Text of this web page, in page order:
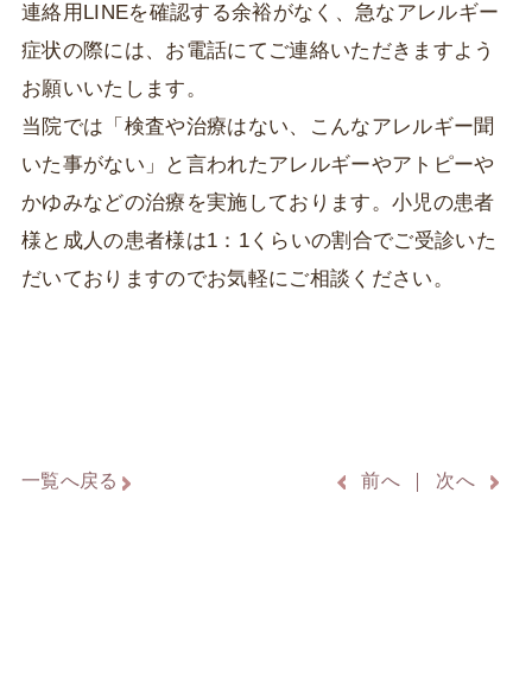
連絡用LINEを確認する余裕がなく、急なアレルギー
症状の際には、お電話にてご連絡いただきますよう
お願いいたします。
当院では「検査や治療はない、こんなアレルギー聞
いた事がない」と言われたアレルギーやアトピーや
かゆみなどの治療を実施しております。小児の患者
様と成人の患者様は1：1くらいの割合でご受診いた
だいておりますのでお気軽にご相談ください。
一覧へ戻る 前へ 次へ